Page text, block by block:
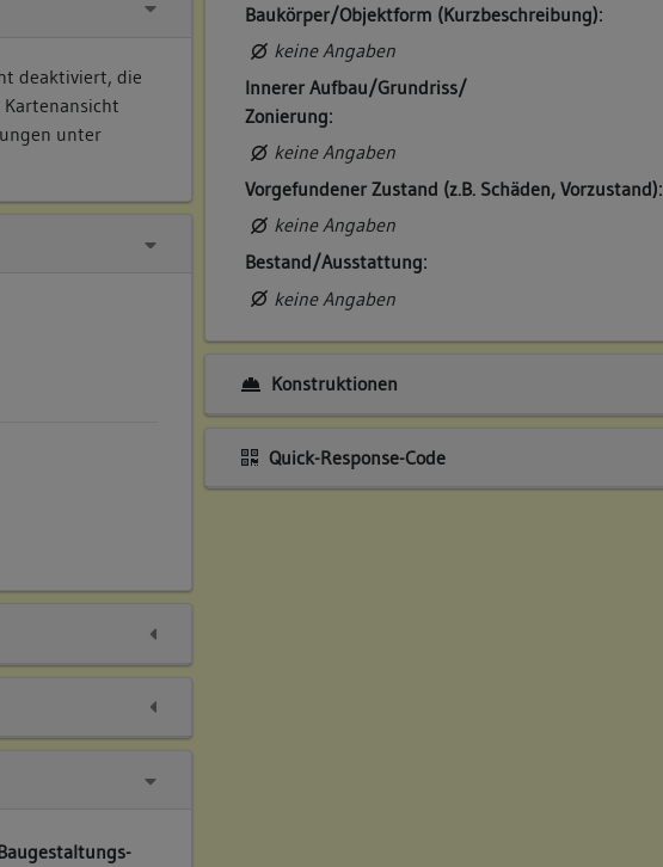
deaktiviert, die
unter
Baukörper/Objektform (Kurzbeschreibung):
keine Angaben
Innerer Aufbau/Grundriss/
Zonierung:
keine Angaben
Vorgefundener Zustand (z.B. Schäden, Vorzustand):
keine Angaben
Bestand/Ausstattung:
keine Angaben
Konstruktionen
Quick-Response-Code